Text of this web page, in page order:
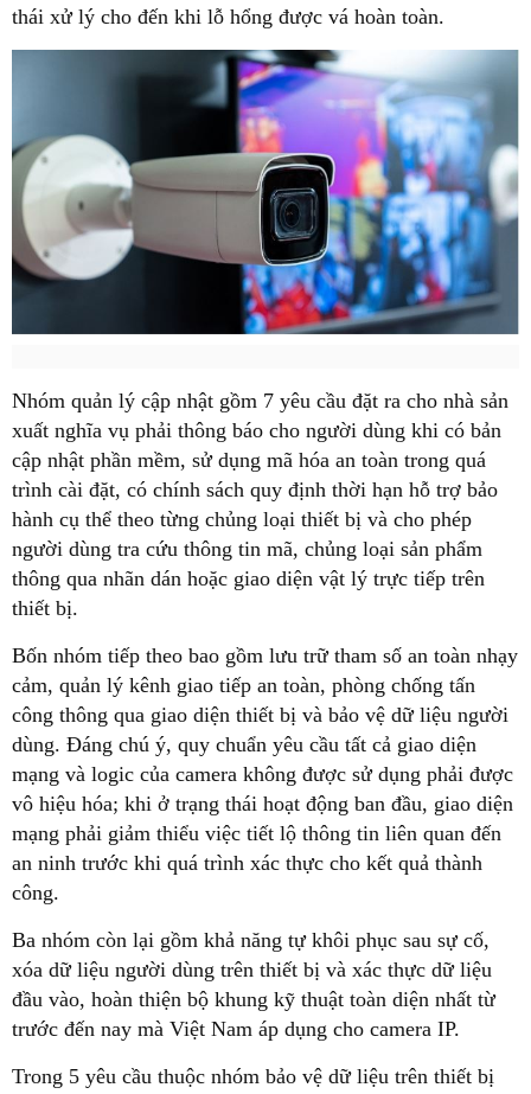
thái xử lý cho đến khi lỗ hổng được vá hoàn toàn.
Nhóm quản lý cập nhật gồm 7 yêu cầu đặt ra cho nhà sản
xuất nghĩa vụ phải thông báo cho người dùng khi có bản
cập nhật phần mềm, sử dụng mã hóa an toàn trong quá
trình cài đặt, có chính sách quy định thời hạn hỗ trợ bảo
hành cụ thể theo từng chủng loại thiết bị và cho phép
người dùng tra cứu thông tin mã, chủng loại sản phẩm
thông qua nhãn dán hoặc giao diện vật lý trực tiếp trên
thiết bị.
Bốn nhóm tiếp theo bao gồm lưu trữ tham số an toàn nhạy
cảm, quản lý kênh giao tiếp an toàn, phòng chống tấn
công thông qua giao diện thiết bị và bảo vệ dữ liệu người
dùng. Đáng chú ý, quy chuẩn yêu cầu tất cả giao diện
mạng và logic của camera không được sử dụng phải được
vô hiệu hóa; khi ở trạng thái hoạt động ban đầu, giao diện
mạng phải giảm thiểu việc tiết lộ thông tin liên quan đến
an ninh trước khi quá trình xác thực cho kết quả thành
công.
Ba nhóm còn lại gồm khả năng tự khôi phục sau sự cố,
xóa dữ liệu người dùng trên thiết bị và xác thực dữ liệu
đầu vào, hoàn thiện bộ khung kỹ thuật toàn diện nhất từ
trước đến nay mà Việt Nam áp dụng cho camera IP.
Trong 5 yêu cầu thuộc nhóm bảo vệ dữ liệu trên thiết bị